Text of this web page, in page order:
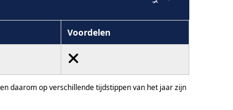
Voordelen
daarom op verschillende tijdstippen van het jaar zijn